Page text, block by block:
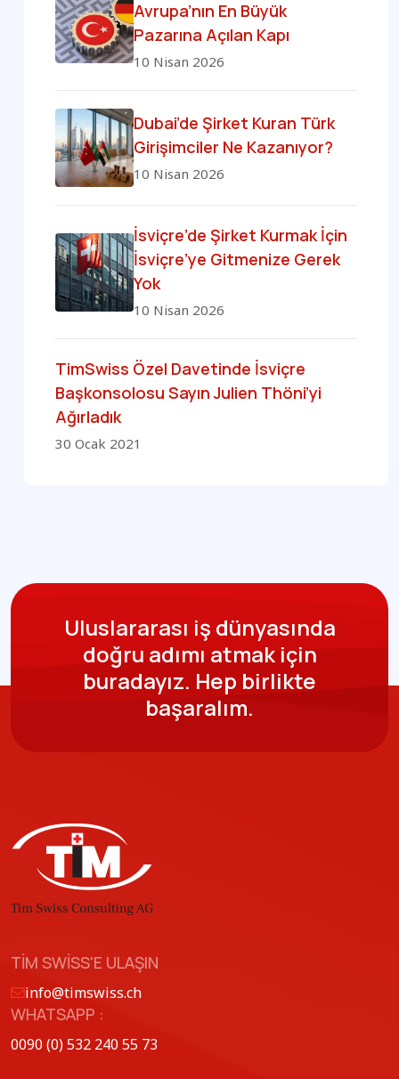
Avrupa’nın En Büyük
Pazarına Açılan Kapı
10 Nisan 2026
Dubai’de Şirket Kuran Türk
Girişimciler Ne Kazanıyor?
10 Nisan 2026
İsviçre’de Şirket Kurmak İçin
İsviçre’ye Gitmenize Gerek
Yok
10 Nisan 2026
TimSwiss Özel Davetinde İsviçre
Başkonsolosu Sayın Julien Thöni’yi
Ağırladık
30 Ocak 2021
Uluslararası iş dünyasında
doğru adımı atmak için
buradayız. Hep birlikte
başaralım.
TIM SWISS'E ULAŞIN
info@timswiss.ch
WHATSAPP :
0090 (0) 532 240 55 73